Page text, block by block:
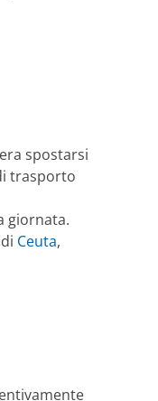
spostarsi
trasporto
giornata.
Ceuta,